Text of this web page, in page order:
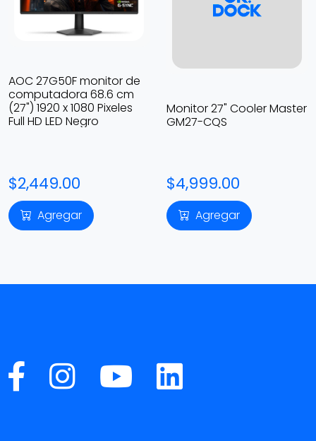
AOC 27G50F monitor de
computadora 68.6 cm
(27") 1920 x 1080 Pixeles
Full HD LED Negro
$2,449.00
Agregar
Monitor 27" Cooler Master
GM27-CQS
$4,999.00
Agregar